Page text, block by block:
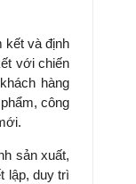
kết và định
với chiến
hàng
công
sản xuất,
lập, duy trì